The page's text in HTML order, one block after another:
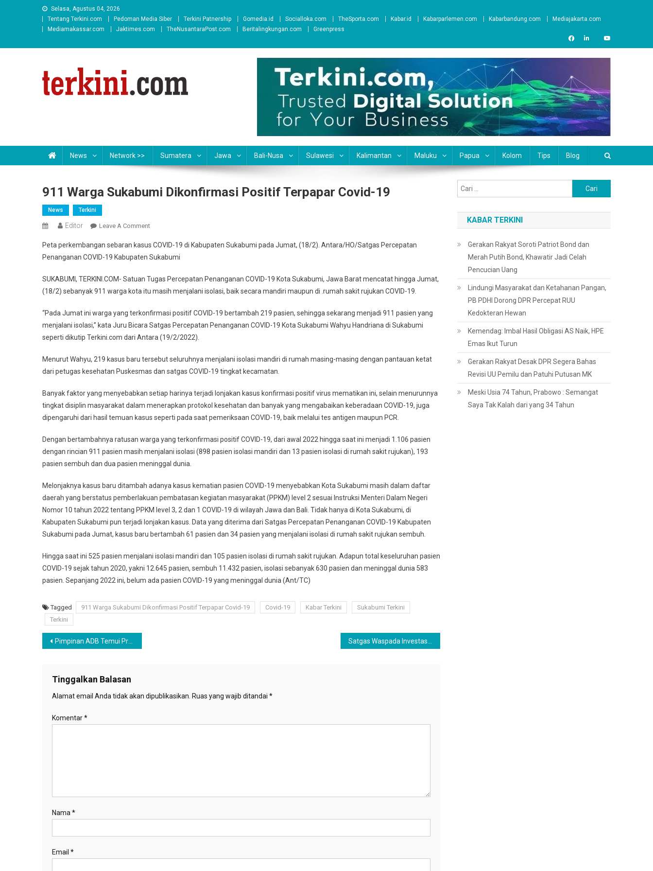
Selasa, Agustus 04, 2026
Tentang Terkini.com
Pedoman Media Siber Terkini Patnership Gomedia.id Socialloka.com TheSporta.com Kabar.id Kabarparlemen.com Kabarbandung.com
Mediajakarta.com
Mediamakassar.com
Jaktimes.com TheNusantaraPost.com Beritalingkungan.com Greenpress
News Network >> Sumatera Jawa Bali-Nusa Sulawesi Kalimantan Maluku Papua Kolom Tips Blog
911 Warga Sukabumi Dikonfirmasi Positif Terpapar Covid-19
News Terkini
Editor Leave A CommentOn
Warga
Sukabumi
Positif
Terpapar
19
Peta perkembangan sebaran kasus COVID-19 di Kabupaten Sukabumi pada Jumat, (18/2). Antara/HO/Satgas Percepatan
Penanganan COVID-19 Kabupaten Sukabumi
SUKABUMI, TERKINI.COM- Satuan Tugas Percepatan Penanganan COVID-19 Kota Sukabumi, Jawa Barat mencatat hingga Jumat,
(18/2) sebanyak 911 warga kota itu masih menjalani isolasi, baik secara mandiri maupun di .rumah sakit rujukan COVID-19.
“Pada Jumat ini warga yang terkonfirmasi positif COVID-19 bertambah 219 pasien, sehingga sekarang menjadi 911 pasien yang
menjalani isolasi,” kata Juru Bicara Satgas Percepatan Penanganan COVID-19 Kota Sukabumi Wahyu Handriana di Sukabumi
seperti dikutip Terkini.com dari Antara (19/2/2022).
Menurut Wahyu, 219 kasus baru tersebut seluruhnya menjalani isolasi mandiri di rumah masing-masing dengan pantauan ketat
dari petugas kesehatan Puskesmas dan satgas COVID-19 tingkat kecamatan.
Banyak faktor yang menyebabkan setiap harinya terjadi lonjakan kasus konfirmasi positif virus mematikan ini, selain menurunnya
tingkat disiplin masyarakat dalam menerapkan protokol kesehatan dan banyak yang mengabaikan keberadaan COVID-19, juga
dipengaruhi dari hasil temuan kasus seperti pada saat pemeriksaan COVID-19, baik melalui tes antigen maupun PCR.
Dengan bertambahnya ratusan warga yang terkonfirmasi positif COVID-19, dari awal 2022 hingga saat ini menjadi 1.106 pasien
dengan rincian 911 pasien masih menjalani isolasi (898 pasien isolasi mandiri dan 13 pasien isolasi di rumah sakit rujukan), 193
pasien sembuh dan dua pasien meninggal dunia.
Melonjaknya kasus baru ditambah adanya kasus kematian pasien COVID-19 menyebabkan Kota Sukabumi masih dalam daftar
daerah yang berstatus pemberlakuan pembatasan kegiatan masyarakat (PPKM) level 2 sesuai Instruksi Menteri Dalam Negeri
Nomor 10 tahun 2022 tentang PPKM level 3, 2 dan 1 COVID-19 di wilayah Jawa dan Bali. Tidak hanya di Kota Sukabumi, di
Kabupaten Sukabumi pun terjadi lonjakan kasus. Data yang diterima dari Satgas Percepatan Penanganan COVID-19 Kabupaten
Sukabumi pada Jumat, kasus baru bertambah 61 pasien dan 34 pasien yang menjalani isolasi di rumah sakit rujukan sembuh.
Hingga saat ini 525 pasien menjalani isolasi mandiri dan 105 pasien isolasi di rumah sakit rujukan. Adapun total keseluruhan pasien
COVID-19 sejak tahun 2020, yakni 12.645 pasien, sembuh 11.432 pasien, isolasi sebanyak 630 pasien dan meninggal dunia 583
pasien. Sepanjang 2022 ini, belum ada pasien COVID-19 yang meninggal dunia (Ant/TC)
Tagged 911 Warga Sukabumi Dikonfirmasi Positif Terpapar Covid-19 Covid-19 Kabar Terkini
Sukabumi Terkini
Terkini
Navigasi
Pimpinan ADB Temui Presiden Jokowi di Istana Bogor, Ini Topik Dibahas
Tinggalkan Balasan
Alamat email Anda tidak akan dipublikasikan. Ruas yang wajib ditandai *
Komentar*
Nama *
Email *
untuk:
KABAR TERKINI
Gerakan Rakyat Soroti Patriot Bond dan
Merah Putih Bond, Khawatir Jadi Celah
Pencucian Uang
Lindungi Masyarakat dan Ketahanan Pangan,
PB PDHI Dorong DPR Percepat RUU
Kedokteran Hewan
Kemendag: Imbal Hasil Obligasi AS Naik, HPE
Emas Ikut Turun
Gerakan Rakyat Desak DPR Segera Bahas
Revisi UU Pemilu dan Patuhi Putusan MK
Meski Usia 74 Tahun, Prabowo : Semangat
Saya Tak Kalah dari yang 34 Tahun